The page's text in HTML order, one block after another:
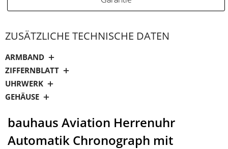
ZUSÄTZLICHE TECHNISCHE DATEN
ARMBAND
ZIFFERNBLATT
UHRWERK
GEHÄUSE
bauhaus Aviation Herrenuhr
Automatik Chronograph mit